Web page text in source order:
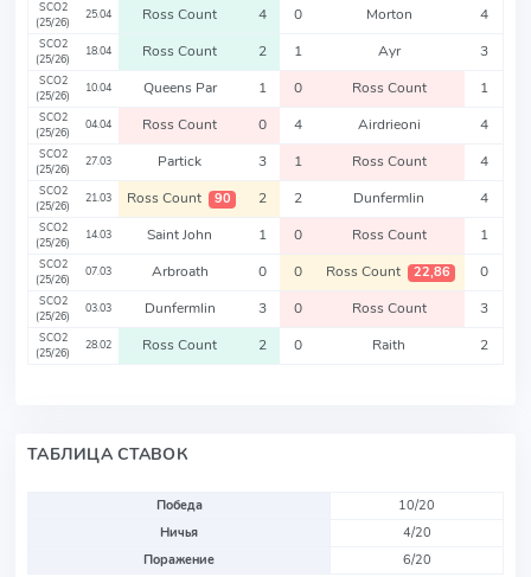
SCO2
(25/26)
25.04 Ross Count 4 0 Morton 4
SCO2
(25/26)
18.04 Ross Count 2 1 Ayr 3
SCO2
(25/26)
10.04 Queens Par 1 0 Ross Count 1
SCO2
(25/26)
04.04 Ross Count 0 4 Airdrieoni 4
SCO2
(25/26)
27.03 Partick 3 1 Ross Count 4
SCO2
(25/26)
21.03 Ross Count 90 2 2 Dunfermlin 4
SCO2
(25/26)
14.03 Saint John 1 0 Ross Count 1
SCO2
(25/26)
07.03 Arbroath 0 0 Ross Count 22,86 0
SCO2
(25/26)
03.03 Dunfermlin 3 0 Ross Count 3
SCO2
(25/26)
28.02 Ross Count 2 0 Raith 2
ТАБЛИЦА СТАВОК
Победа
10/20
Ничья
4/20
Поражение
6/20